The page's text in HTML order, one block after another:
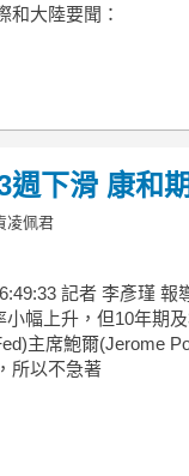
和大陸要聞：
週下滑 康和
凌佩君
記者 李彥瑾 報
小幅上升，但10年期
主席鮑爾(Jerome
所以不急著